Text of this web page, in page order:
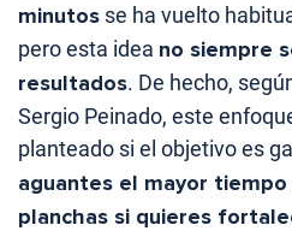
minutos se ha vuelto
pero esta idea no siempre
resultados. De hecho,
Sergio Peinado, este
planteado si el objetivo es
aguantes el mayor
planchas si quieres